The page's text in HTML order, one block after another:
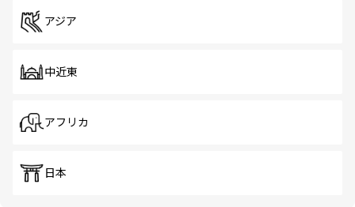
アジア
中近東
アフリカ
日本